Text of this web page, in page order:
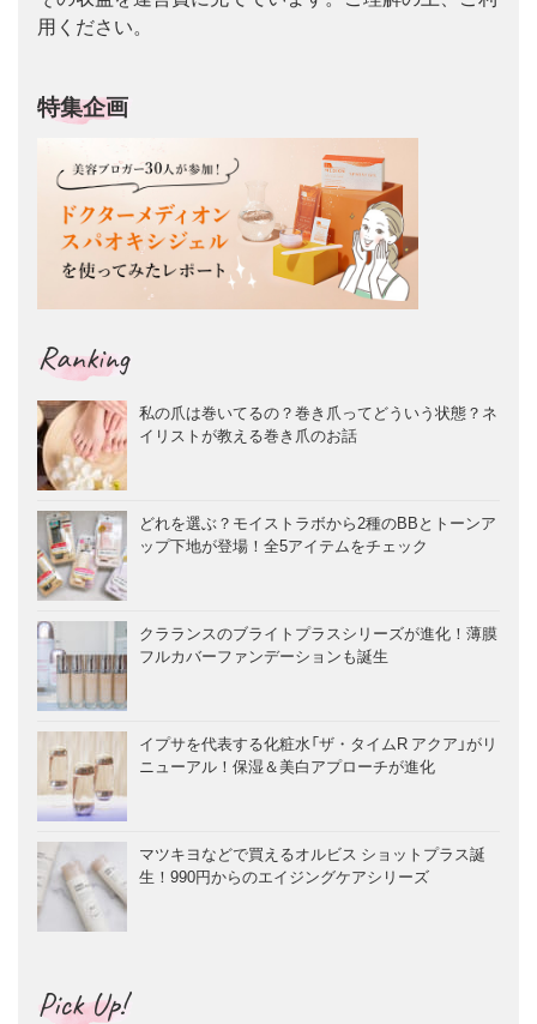
用ください。
特集企画
Ranking
私の爪は巻いてるの？巻き爪ってどういう状態？ネ
イリストが教える巻き爪のお話
どれを選ぶ？モイストラボから2種のBBとトーンア
ップ下地が登場！全5アイテムをチェック
クラランスのブライトプラスシリーズが進化！薄膜
フルカバーファンデーションも誕生
イプサを代表する化粧水「ザ・タイムR アクア」がリ
ニューアル！保湿＆美白アプローチが進化
マツキヨなどで買えるオルビス ショットプラス誕
生！990円からのエイジングケアシリーズ
Pick Up!